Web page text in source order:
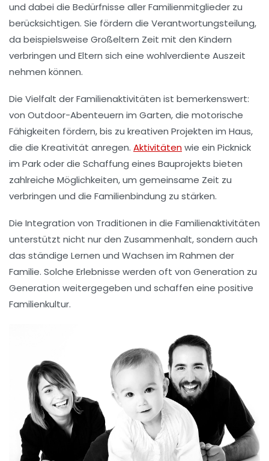
und dabei die Bedürfnisse allerFamilienmitglieder zu
berücksichtigen. Sie fördern die Verantwortungsteilung,
da beispielsweise Großeltern Zeit mit den Kindern
verbringen und Eltern sich eine wohlverdiente Auszeit
nehmen können.
Die Vielfalt derFamilienaktivitäten ist bemerkenswert:
von Outdoor-Abenteuern im Garten, die motorische
Fähigkeiten fördern, bis zu kreativen Projekten im Haus,
die die Kreativität anregen. Aktivitätenwie ein Picknick
im Parkoder die Schaffung eines Bauprojekts bieten
zahlreiche Möglichkeiten, um gemeinsame Zeit zu
verbringen und die Familienbindung zu stärken.
Die Integration von Traditionen in die Familienaktivitäten
unterstützt nicht nur den Zusammenhalt, sondern auch
das ständige Lernen und Wachsen im Rahmen der
Familie. Solche Erlebnisse werden oft von Generation zu
Generation weitergegeben und schaffen eine positive
Familienkultur.